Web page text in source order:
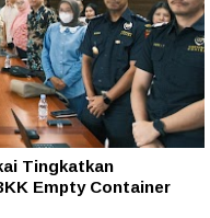
Tingkatkan
Empty Container